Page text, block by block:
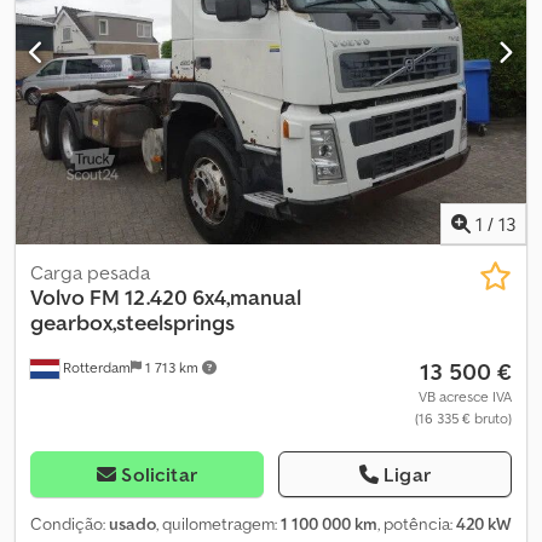
eixo dianteiro: 9000 kg Carga máxima no eixo traseiro: 11500 kg
Pesos Peso em vazio: 10.795 kg Carga útil: 10.205 kg Peso bruto:
21.000 kg Interior Número de lugares: 2 Estado Estado técnico:
muito bom Estado visual: muito bom Danos: nenhum Informações
financeiras Preço: Sob consulta Dcjdpsztaz Ssfx Abxjk =
Informações da empresa = Pode encontrar o nosso catálogo
completo aqui: /
1 / 13
Rotterdam 1 713 km
Carga pesada
Volvo FM 12.420 6x4,manual
gearbox,steelsprings
13 500 €
VB acresce IVA
(16 335 € bruto)
Solicitar Ligar
Condição:usado, quilometragem:1 100 000 km, potência:420 kW